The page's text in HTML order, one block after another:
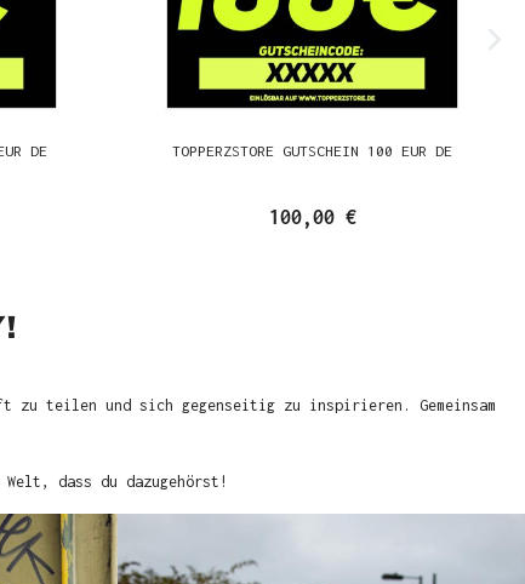
DE TOPPERZSTORE GUTSCHEIN 100 EUR DE
100,00 €
zu teilen und sich gegenseitig zu inspirieren. Gemeinsam
dass du dazugehörst!